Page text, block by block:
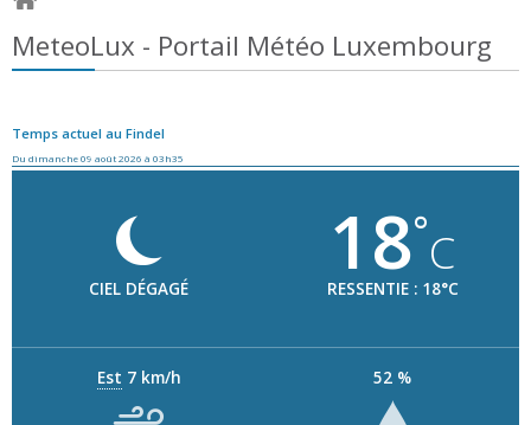
MeteoLux - Portail Météo Luxembourg
Temps actuel au Findel
Du dimanche 09 août 2026 à 03h35
CIEL DÉGAGÉ 18°C
RESSENTIE : 18°C
Est 7 km/h 52 %